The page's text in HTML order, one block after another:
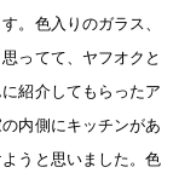
。色入りのガラス、
ってて、ヤフオクと
紹介してもらったア
内側にキッチンがあ
うと思いました。色